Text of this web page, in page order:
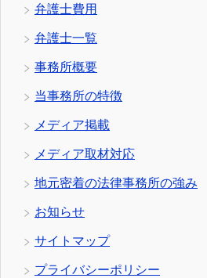
弁護士費用
弁護士一覧
事務所概要
当事務所の特徴
メディア掲載
メディア取材対応
地元密着の法律事務所の強み
お知らせ
サイトマップ
プライバシーポリシー